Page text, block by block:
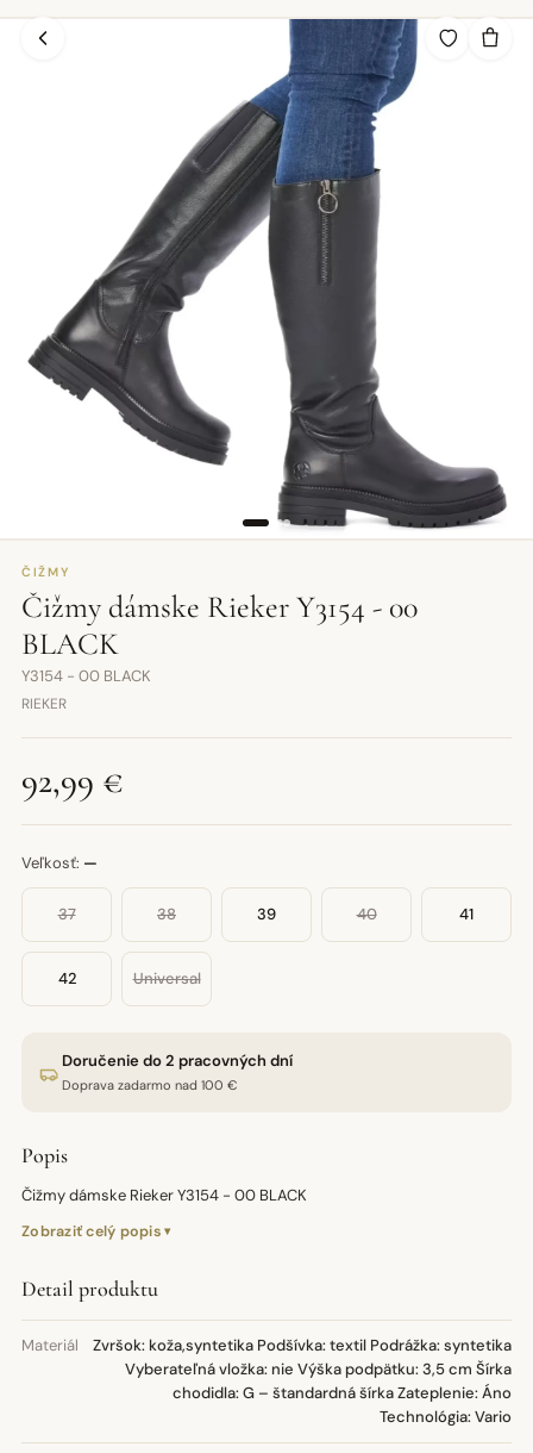
ČIŽMY
Čižmy dámske Rieker Y3154 - 00
BLACK
Y3154 - 00 BLACK
RIEKER
92,99 €
Veľkosť: —
37 38 39 40 41
42 Universal
Doručenie do 2 pracovných dní
Doprava zadarmo nad 100 €
Popis
Čižmy dámske Rieker Y3154 - 00 BLACK
Zobraziť celý popis
Detail produktu
Materiál
Zvršok: koža,syntetika Podšívka: textil Podrážka: syntetika
Vyberateľná vložka: nie Výška podpätku: 3,5 cm Šírka
chodidla: G – štandardná šírka Zateplenie: Áno
Technológia: Vario